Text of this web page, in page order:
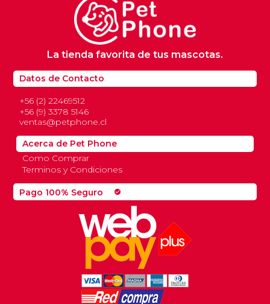
Pago 100% Seguro check_circle
Datos de Contacto
+56 (2) 22469512
+56 (9) 3378 5146
ventas@petphone.cl
La tienda favorita de tus mascotas.
Acerca de Pet Phone
Como Comprar
Terminos y Condiciones